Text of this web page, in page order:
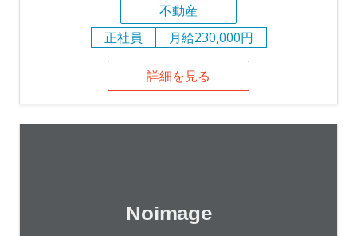
不動産
正社員
月給230,000円
詳細を見る